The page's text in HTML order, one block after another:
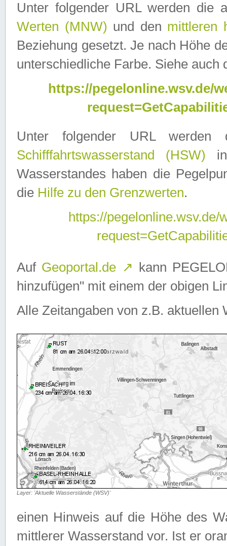
Unter folgender URL werden die
Werten (MNW) und den mittleren
Beziehung gesetzt. Je nach Höhe
unterschiedliche Farbe. Siehe auch
https://pegelonline.wsv.de/
Unter folgender URL
Schifffahrtswasserstand (HSW)
Wasserstandes haben die
die Hilfe zu den Grenzwerten.
https://
Auf Geoportal.de ↗ kann
hinzufügen" mit einem der obigen
Alle Zeitangaben von z.B. aktuellen
Layer: 'Aktuelle Wasserstände (WSV)'
einen Hinweis auf die Höhe des
mittlerer Wasserstand vor. Ist er